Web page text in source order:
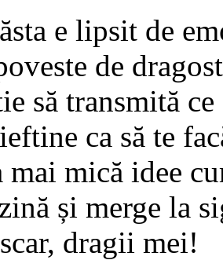
e lipsit de
de
să transmită
ca să te
mai mică idee
și merge la
dragii mei!